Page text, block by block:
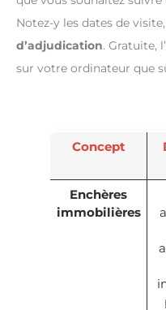
Notez-y les dates de
d’adjudication. Gratuite,
sur votre ordinateur que
Concept
Enchères
immobilières